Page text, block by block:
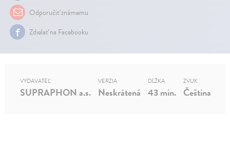
Odporučiť známemu
Zdielať na Facebooku
VYDAVATEĽ
SUPRAPHON a.s.
VERZIA
Neskrátená
DĹŽKA
43 min.
ZVUK
Čeština